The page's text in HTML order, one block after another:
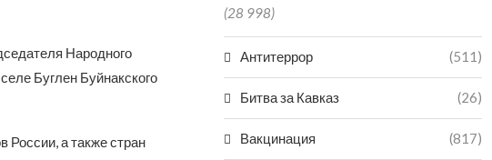
Народного
Буглен Буйнакского
России, а также стран
(28 998)
Антитеррор (511)
Битва за Кавказ (26)
Вакцинация (817)